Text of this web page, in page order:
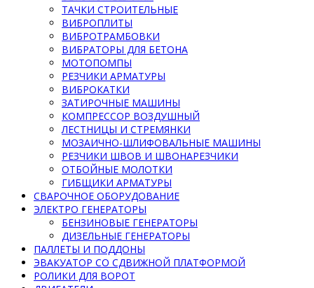
ТАЧКИ СТРОИТЕЛЬНЫЕ
ВИБРОПЛИТЫ
ВИБРОТРАМБОВКИ
ВИБРАТОРЫ ДЛЯ БЕТОНА
МОТОПОМПЫ
РЕЗЧИКИ АРМАТУРЫ
ВИБРОКАТКИ
ЗАТИРОЧНЫЕ МАШИНЫ
КОМПРЕССОР ВОЗДУШНЫЙ
ЛЕСТНИЦЫ И СТРЕМЯНКИ
МОЗАИЧНО-ШЛИФОВАЛЬНЫЕ МАШИНЫ
РЕЗЧИКИ ШВОВ И ШВОНАРЕЗЧИКИ
ОТБОЙНЫЕ МОЛОТКИ
ГИБЩИКИ АРМАТУРЫ
СВАРОЧНОЕ ОБОРУДОВАНИЕ
ЭЛЕКТРО ГЕНЕРАТОРЫ
БЕНЗИНОВЫЕ ГЕНЕРАТОРЫ
ДИЗЕЛЬНЫЕ ГЕНЕРАТОРЫ
ПАЛЛЕТЫ И ПОДДОНЫ
ЭВАКУАТОР СО СДВИЖНОЙ ПЛАТФОРМОЙ
РОЛИКИ ДЛЯ ВОРОТ